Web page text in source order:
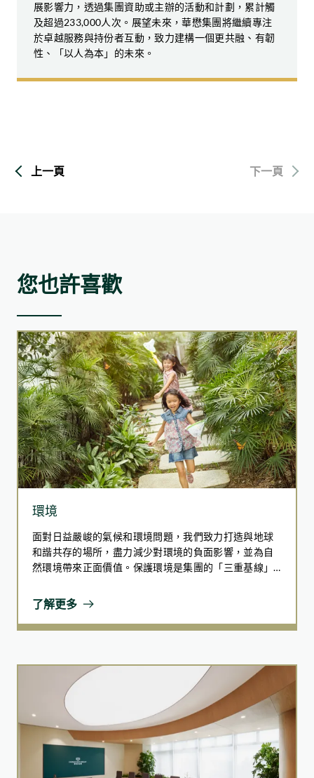
習如何與長者進行有意義的互動，促進跨代交流。及
後，受訓義工到訪荃灣和葵青區的三間長者中心，與
長者一同進行陶瓷點心創作，並與他們建立真摯的情
誼。
~ 60位來自三間長者中心的長者參與
~ 100
> 20,000名公眾參觀於如心廣場舉行的藝術展覽
「全城齡活－樂齡屋苑倡導計劃」
華懋集團了解到不少年長的住戶及其照顧者缺乏對社
區支援的認識。為回應這項需求，我們的物業管理團
隊與非牟利機構合作，包括香港社會服務聯會
案例研究
體育在青少年成長過程中扮演重要角色，不但能促進
與人數突破100人。該計劃專為高功能自閉症兒童而
提升對子女發展需要的認識，並提供實用工具，透過
體育促進親子關係及兒童身心成長。
同時，我們與凝動香港體育基金合辦的「激發！凝動
長跑活動」，為來自荃灣及葵青區32名基層小學生及
兒童提供60小時專業的跑步指導。參與者在計劃後的
精神，顯示該活動在促進體能和個人成長方面卓有成
效。
案例研究
響進行全面研究。評估結果顯示，公園在提升環境意
識及促進社區參與方面表現卓越，成效顯著：
94%
的受訪者表示對大自然有更深的欣賞與重視
91%
的受訪者表示更願意與自然環境互動
的受訪者對木化石和地質學的興趣和知識有所提升
展影響力，透過集團資助或主辦的活動和計劃，累計觸
及超過233,000人次。展望未來，華懋集團將繼續專注
於卓越服務與持份者互動，致力建構一個更共融、有韌
性、「以人為本」的未來。
上一頁 下一頁
您也許喜歡
環境
面對日益嚴峻的氣候和環境問題，我們致力打造與地球
和諧共存的場所，盡力減少對環境的負面影響，並為自
然環境帶來正面價值。保護環境是集團的「三重基線」
肩負環境責任的承諾。我們展望實現一個可持續地發展
的世界，因而積極努力在整個價值鏈上減少碳排放、提
高能源效率、推動循環經濟模式及與各個持份者合作。
了解更多